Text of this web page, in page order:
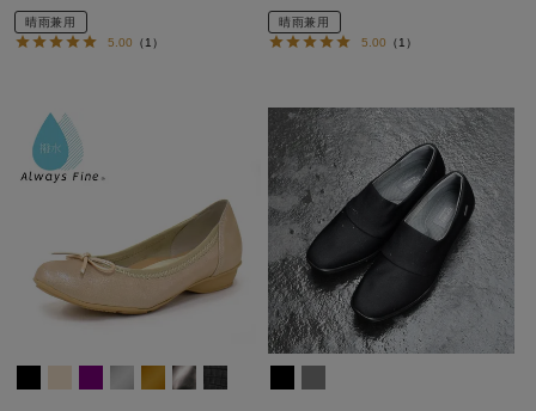
晴雨兼用
5.00 （1）
晴雨兼用
5.00 （1）